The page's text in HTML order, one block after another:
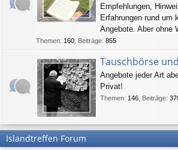
Empfehlungen,
Erfahrungen rund um
Angebote. Aber ohne
Themen: 160 Beiträge: 855
Tauschbörse
Angebote jeder Art
Privat!
Themen: 146 Beiträge:
Islandtreffen Forum